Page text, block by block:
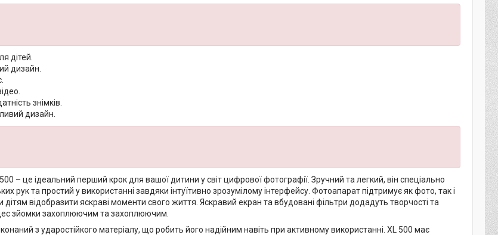
дітей.
дизайн.
знімків.
дизайн.
– це ідеальний перший крок для вашої дитини у світ цифрової фотографії. Зручний та легкий, він спеціально
рук та простий у використанні завдяки інтуїтивно зрозумілому інтерфейсу. Фотоапарат підтримує як фото, так і
відобразити яскраві моменти свого життя. Яскравий екран та вбудовані фільтри додадуть творчості та
зйомки захоплюючим та захоплюючим.
з ударостійкого матеріалу, що робить його надійним навіть при активному використанні. XL 500 має